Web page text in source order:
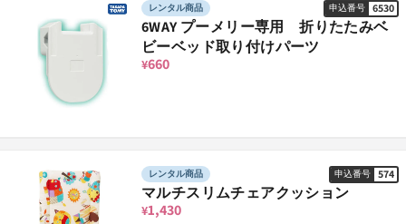
レンタル商品 申込番号 6530
6WAY プーメリー専用 折りたたみベ
ビーベッド取り付けパーツ
¥660
レンタル商品 申込番号 574
マルチスリムチェアクッション
¥1,430